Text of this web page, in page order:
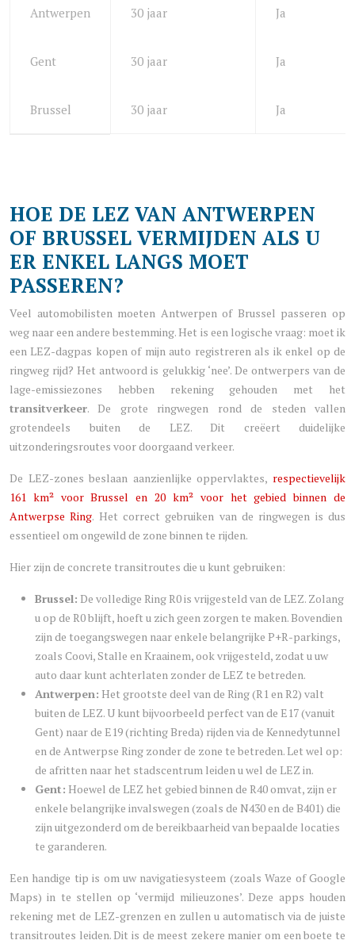
Antwerpen 30 jaar Ja
Gent 30 jaar Ja
Brussel 30 jaar Ja
HOE DE LEZ VAN ANTWERPEN
OF BRUSSEL VERMIJDEN ALS U
ER ENKEL LANGS MOET
PASSEREN?
Veel automobilisten moeten Antwerpen of Brussel passeren op
weg naar een andere bestemming. Het is een logische vraag: moet ik
een LEZ-dagpas kopen of mijn auto registreren als ik enkel op de
ringweg rijd? Het antwoord is gelukkig ‘nee’. De ontwerpers van de
lage-emissiezones hebben rekening gehouden met het
transitverkeer. De grote ringwegen rond de steden vallen
grotendeels buiten de LEZ. Dit creëert duidelijke
uitzonderingsroutes voor doorgaand verkeer.
De LEZ-zones beslaan aanzienlijke oppervlaktes, respectievelijk
161 km² voor Brussel en 20 km² voor het gebied binnen de
Antwerpse Ring. Het correct gebruiken van de ringwegen is dus
essentieel om ongewild de zone binnen te rijden.
Hier zijn de concrete transitroutes die u kunt gebruiken:
Brussel: De volledige Ring R0 is vrijgesteld van de LEZ. Zolang
u op de R0 blijft, hoeft u zich geen zorgen te maken. Bovendien
zijn de toegangswegen naar enkele belangrijke P+R-parkings,
zoals Coovi, Stalle en Kraainem, ook vrijgesteld, zodat u uw
auto daar kunt achterlaten zonder de LEZ te betreden.
Antwerpen: Het grootste deel van de Ring (R1 en R2) valt
buiten de LEZ. U kunt bijvoorbeeld perfect van de E17 (vanuit
Gent) naar de E19 (richting Breda) rijden via de Kennedytunnel
en de Antwerpse Ring zonder de zone te betreden. Let wel op:
de afritten naar het stadscentrum leiden u wel de LEZ in.
Gent: Hoewel de LEZ het gebied binnen de R40 omvat, zijn er
enkele belangrijke invalswegen (zoals de N430 en de B401) die
zijn uitgezonderd om de bereikbaarheid van bepaalde locaties
te garanderen.
Een handige tip is om uw navigatiesysteem (zoals Waze of Google
Maps) in te stellen op ‘vermijd milieuzones’. Deze apps houden
rekening met de LEZ-grenzen en zullen u automatisch via de juiste
transitroutes leiden. Dit is de meest zekere manier om een boete te